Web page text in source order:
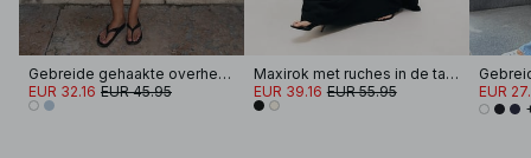
Gebreide gehaakte overhemd
EUR 32.16 EUR 45.95
Maxirok met ruches in de taille
EUR 39.16 EUR 55.95
EUR